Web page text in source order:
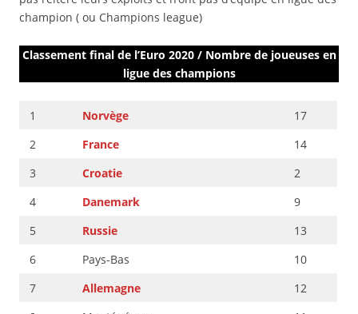
champion ( ou Champions league)
Classement final de l’Euro 2020 / Nombre de joueuses en
ligue des champions
1 Norvège
17
2
France
14
3
Croatie
2
4
Danemark
9
5
Russie
13
6
Pays-Bas
10
7
Allemagne
12